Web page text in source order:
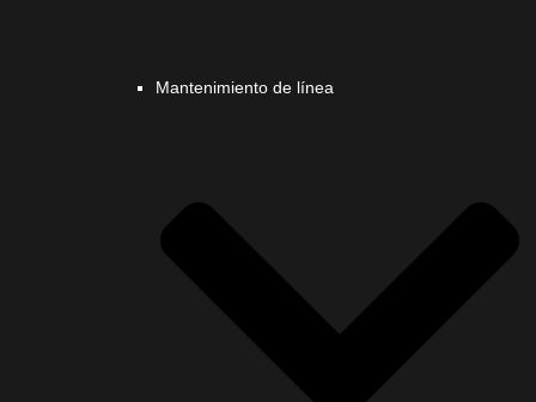
Mantenimiento de línea